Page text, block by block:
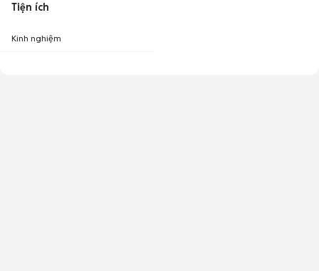
Tiện ích
Kinh nghiệm